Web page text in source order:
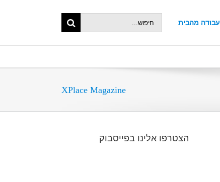
עבודה מהבית Search
XPlace Magazine
הצטרפו אלינו בפייסבוק